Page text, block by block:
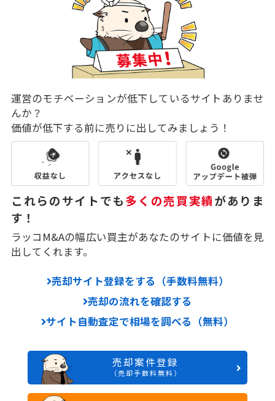
運営のモチベーションが低下しているサイトありませ
んか？
価値が低下する前に売りに出してみましょう！
これらのサイトでも多くの売買実績がありま
す！
ラッコM&Aの幅広い買主があなたのサイトに価値を見
出してくれます。
売却サイト登録をする（手数料無料）
売却の流れを確認する
サイト自動査定で相場を調べる（無料）
売却案件登録
（売却手数料無料）